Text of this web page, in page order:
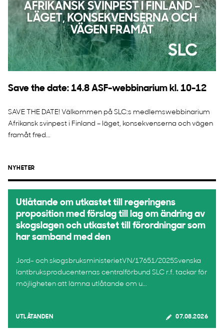
Save the date: 14.8 ASF-webbinarium kl. 10-12
SAVE THE DATE! Välkommen på SLC:s medlemswebbinarium
Afrikansk svinpest i Finland – läget, konsekvenserna och vägen
framåt fred...
NYHETER
Utlåtande om utkastet till regeringens
proposition med förslag till lag om ändring av
skogslagen och utkastet till förordningar som
har samband med den
Jord- och skogsbruksministerietVN/17651/2025Svenska
lantbruksproducenternas centralförbund SLC r.f. tackar för
möjligheten att lämna utlåtande om u...
UTLÅTANDEN 07.08.2026